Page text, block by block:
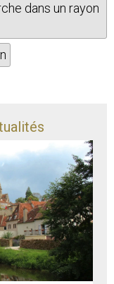
dans un rayon